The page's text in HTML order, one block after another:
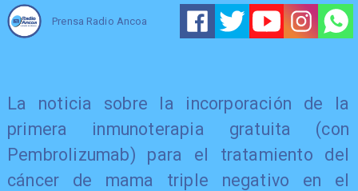
Prensa Radio Ancoa
La noticia sobre la incorporación de la
primera inmunoterapia gratuita (con
Pembrolizumab) para el tratamiento del
cáncer de mama triple negativo en el